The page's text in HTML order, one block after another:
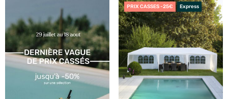
PRIX CASSES -25€ Express